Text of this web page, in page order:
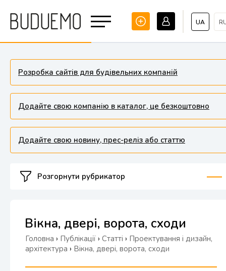
UA
Розробка сайтів для будівельних компаній
Додайте свою компанію в каталог, це безкоштовно
Додайте свою новину, прес-реліз або статтю
Розгорнути рубрикатор
Вікна, двері, ворота, сходи
Головна › Публікації › Статті › Проектування і дизайн,
архітектура › Вікна, двері, ворота, сходи